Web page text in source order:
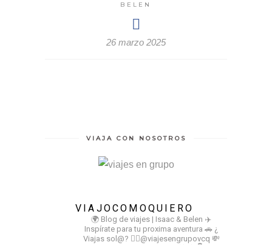
BELEN
26 marzo 2025
VIAJA CON NOSOTROS
VIAJOCOMOQUIERO
🌍 Blog de viajes | Isaac & Belen ✈️
Inspírate para tu proxima aventura 🚗 ¿
Viajas sol@? 👉🏻@viajesengrupovcq 💸